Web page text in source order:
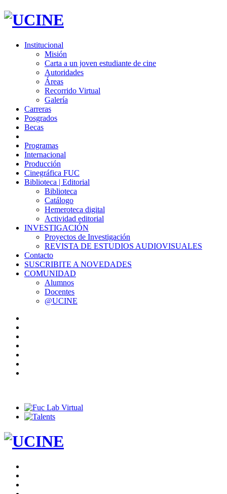
Institucional
Misión
Carta a un joven estudiante de cine
Autoridades
Áreas
Recorrido Virtual
Galería
Carreras
Posgrados
Becas
Programas
Internacional
Producción
Cinegráfica FUC
Biblioteca | Editorial
Biblioteca
Catálogo
Hemeroteca digital
Actividad editorial
INVESTIGACIÓN
Proyectos de Investigación
REVISTA DE ESTUDIOS AUDIOVISUALES
Contacto
SUSCRIBITE A NOVEDADES
COMUNIDAD
Alumnos
Docentes
@UCINE